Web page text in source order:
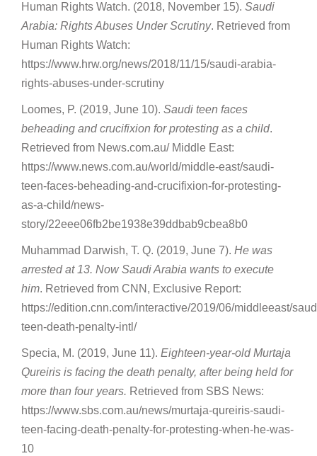
Human Rights Watch. (2018, November 15). Saudi
Arabia: Rights Abuses Under Scrutiny. Retrieved from
Human Rights Watch:
https://www.hrw.org/news/2018/11/15/saudi-arabia-
rights-abuses-under-scrutiny
Loomes, P. (2019, June 10). Saudi teen faces
beheading and crucifixion for protesting as a child.
Retrieved from News.com.au/ Middle East:
https://www.news.com.au/world/middle-east/saudi-
teen-faces-beheading-and-crucifixion-for-protesting-
as-a-child/news-
story/22eee06fb2be1938e39ddbab9cbea8b0
Muhammad Darwish, T. Q. (2019, June 7). He was
arrested at 13. Now Saudi Arabia wants to execute
him. Retrieved from CNN, Exclusive Report:
https://edition.cnn.com/interactive/2019/06/middleeast/
teen-death-penalty-intl/
Specia, M. (2019, June 11). Eighteen-year-old Murtaja
Qureiris is facing the death penalty, after being held for
more than four years. Retrieved from SBS News:
https://www.sbs.com.au/news/murtaja-qureiris-saudi-
teen-facing-death-penalty-for-protesting-when-he-was-
10